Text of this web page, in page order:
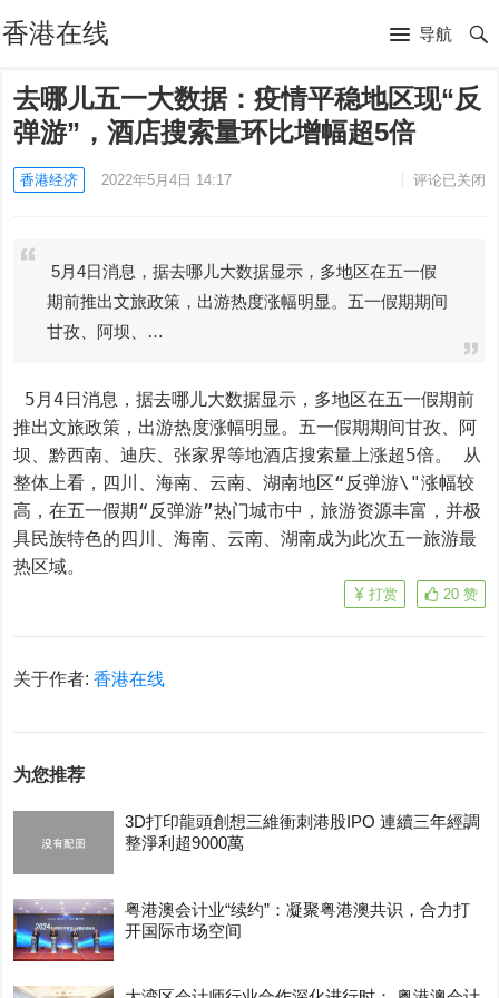
香港在线 导航
去哪儿五一大数据：疫情平稳地区现“反
弹游”，酒店搜索量环比增幅超5倍
香港经济 2022年5月4日 14:17 评论已关闭
5月4日消息，据去哪儿大数据显示，多地区在五一假
期前推出文旅政策，出游热度涨幅明显。五一假期期间
甘孜、阿坝、…
5月4日消息，据去哪儿大数据显示，多地区在五一假期前
推出文旅政策，出游热度涨幅明显。五一假期期间甘孜、阿
坝、黔西南、迪庆、张家界等地酒店搜索量上涨超5倍。 从
整体上看，四川、海南、云南、湖南地区“反弹游\"涨幅较
高，在五一假期“反弹游”热门城市中，旅游资源丰富，并极
具民族特色的四川、海南、云南、湖南成为此次五一旅游最
热区域。
20 赞
打赏
关于作者:香港在线
为您推荐
3D打印龍頭創想三維衝刺港股IPO 連續三年經調
整淨利超9000萬
粤港澳会计业“续约”：凝聚粤港澳共识，合力打
开国际市场空间